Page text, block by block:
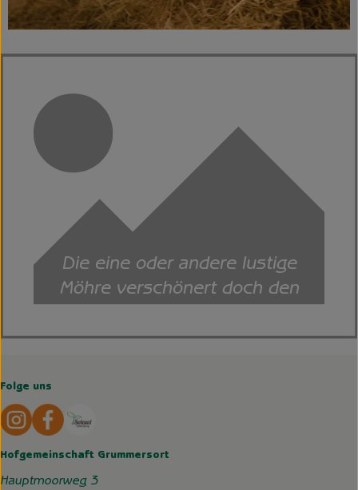
Die eine oder andere lustige
Möhre verschönert doch den
Folge uns
Externer Link zu https://www.instagram.com/
Hofgemeinschaft Grummersort
Hauptmoorweg 3